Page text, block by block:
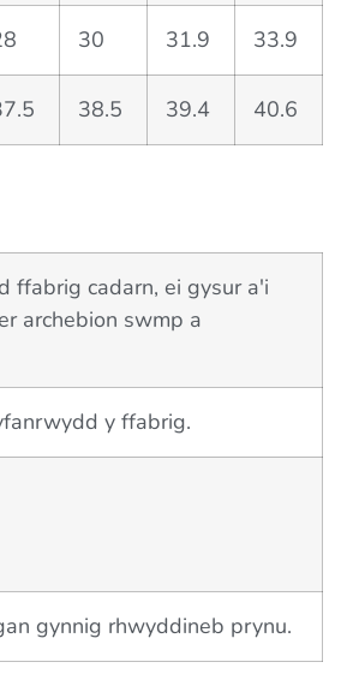
30 31.9 33.9
38.5 39.4 40.6
ffabrig cadarn, ei gysur a'i
archebion swmp a
y ffabrig.
gynnig rhwyddineb prynu.